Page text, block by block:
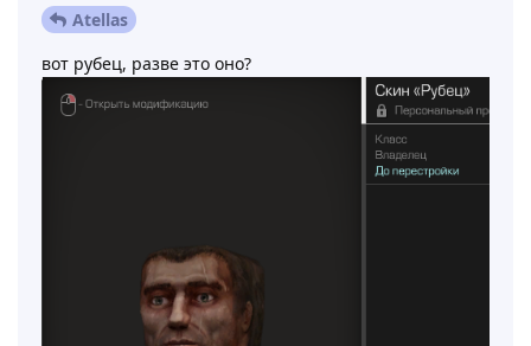
Atellas
вот рубец, разве это оно?